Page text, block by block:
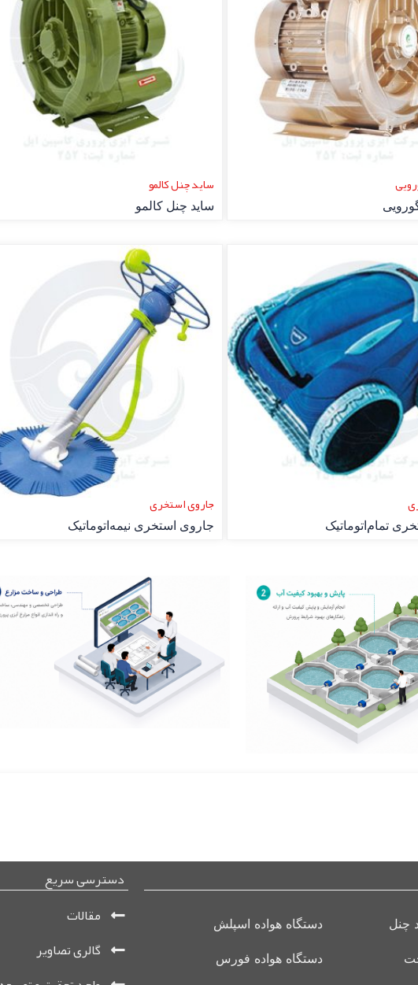
ساید چنل زیمنس
ساید چنل زیمنس
دستی
دیفیوزر هوادهی
دیفیوزر هوادهی پلیتی
چنل دستگاه هواده اسپلش
دستگاه هواده فورس
دسترسی سریع
مقالات
گالری تصاویر